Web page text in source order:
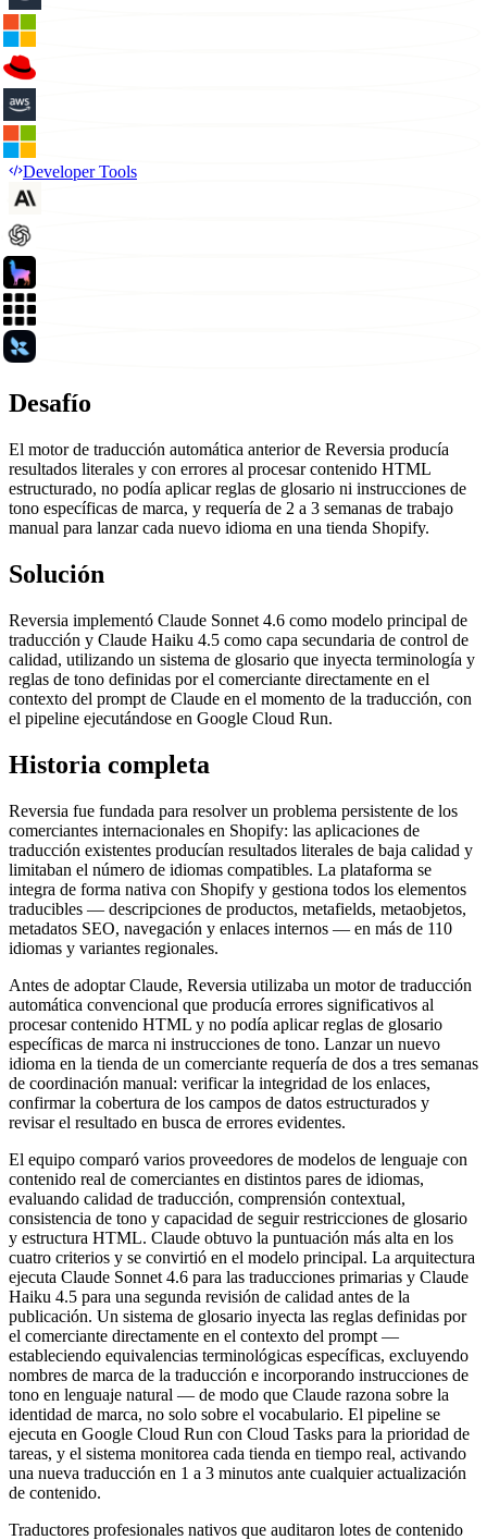
Developer Tools
Desafío
El motor de traducción automática anterior de Reversia producía
resultados literales y con errores al procesar contenido HTML
estructurado, no podía aplicar reglas de glosario ni instrucciones de
tono específicas de marca, y requería de 2 a 3 semanas de trabajo
manual para lanzar cada nuevo idioma en una tienda Shopify.
Solución
Reversia implementó Claude Sonnet 4.6 como modelo principal de
traducción y Claude Haiku 4.5 como capa secundaria de control de
calidad, utilizando un sistema de glosario que inyecta terminología y
reglas de tono definidas por el comerciante directamente en el
contexto del prompt de Claude en el momento de la traducción, con
el pipeline ejecutándose en Google Cloud Run.
Historia completa
Reversia fue fundada para resolver un problema persistente de los
comerciantes internacionales en Shopify: las aplicaciones de
traducción existentes producían resultados literales de baja calidad y
limitaban el número de idiomas compatibles. La plataforma se
integra de forma nativa con Shopify y gestiona todos los elementos
traducibles — descripciones de productos, metafields, metaobjetos,
metadatos SEO, navegación y enlaces internos — en más de 110
idiomas y variantes regionales.
Antes de adoptar Claude, Reversia utilizaba un motor de traducción
automática convencional que producía errores significativos al
procesar contenido HTML y no podía aplicar reglas de glosario
específicas de marca ni instrucciones de tono. Lanzar un nuevo
idioma en la tienda de un comerciante requería de dos a tres semanas
de coordinación manual: verificar la integridad de los enlaces,
confirmar la cobertura de los campos de datos estructurados y
revisar el resultado en busca de errores evidentes.
El equipo comparó varios proveedores de modelos de lenguaje con
contenido real de comerciantes en distintos pares de idiomas,
evaluando calidad de traducción, comprensión contextual,
consistencia de tono y capacidad de seguir restricciones de glosario
y estructura HTML. Claude obtuvo la puntuación más alta en los
cuatro criterios y se convirtió en el modelo principal. La arquitectura
ejecuta Claude Sonnet 4.6 para las traducciones primarias y Claude
Haiku 4.5 para una segunda revisión de calidad antes de la
publicación. Un sistema de glosario inyecta las reglas definidas por
el comerciante directamente en el contexto del prompt —
estableciendo equivalencias terminológicas específicas, excluyendo
nombres de marca de la traducción e incorporando instrucciones de
tono en lenguaje natural — de modo que Claude razona sobre la
identidad de marca, no solo sobre el vocabulario. El pipeline se
ejecuta en Google Cloud Run con Cloud Tasks para la prioridad de
tareas, y el sistema monitorea cada tienda en tiempo real, activando
una nueva traducción en 1 a 3 minutos ante cualquier actualización
de contenido.
Traductores profesionales nativos que auditaron lotes de contenido